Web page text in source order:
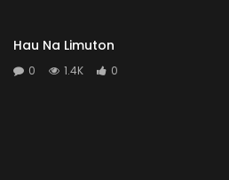
Hau Na Limuton
0 1.4K 0